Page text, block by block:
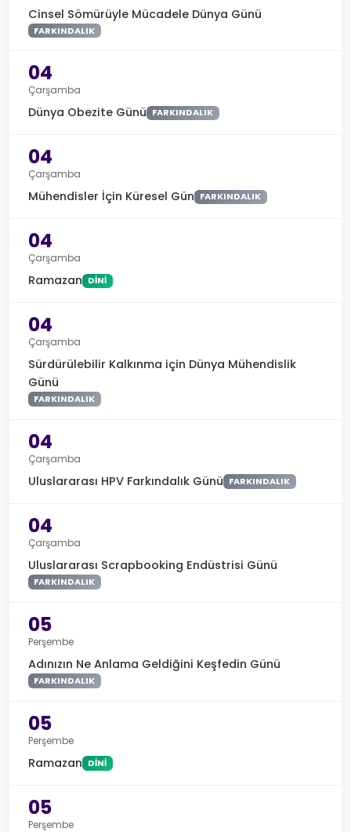
Cinsel Sömürüyle Mücadele Dünya Günü
FARKINDALIK
04
Çarşamba
Dünya Obezite Günü FARKINDALIK
04
Çarşamba
Mühendisler İçin Küresel Gün FARKINDALIK
04
Çarşamba
Ramazan DINI
04
Çarşamba
Sürdürülebilir Kalkınma için Dünya Mühendislik
Günü
FARKINDALIK
04
Çarşamba
Uluslararası HPV Farkındalık Günü FARKINDALIK
04
Çarşamba
Uluslararası Scrapbooking Endüstrisi Günü
FARKINDALIK
05
Perşembe
Adınızın Ne Anlama Geldiğini Keşfedin Günü
FARKINDALIK
05
Perşembe
Ramazan DINI
05
Perşembe